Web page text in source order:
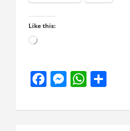
Like this:
Loading…
F
ce
M
se
W
at ar